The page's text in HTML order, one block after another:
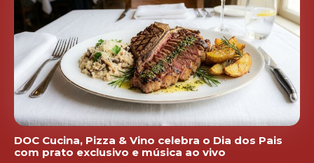
DOC Cucina, Pizza & Vino celebra o Dia dos Pais
com prato exclusivo e música ao vivo